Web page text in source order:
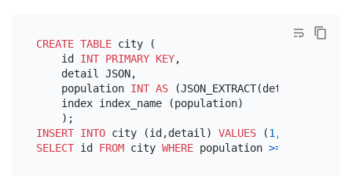
CREATE TABLE city (
    id
INT PRIMARY KEY,
    detail JSON,
    population
INT AS (JSON_EXTRACT(detail,
    index index_name (population)
INSERT INTO city (id,detail) VALUES (1 ,
SELECT id FROM city WHERE population >=